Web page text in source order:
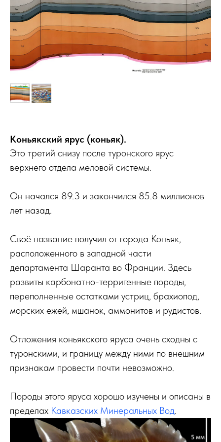
Коньякский ярус (коньяк).
Это третий снизу после туронского ярус
верхнего отдела меловой системы.
Он начался 89.3 и закончился 85.8 миллионов
лет назад.
Своё название получил от города Коньяк,
расположенного в западной части
департамента Шаранта во Франции. Здесь
развиты карбонатно-терригенные породы,
переполненные остатками устриц, брахиопод,
морских ежей, мшанок, аммонитов и рудистов.
Отложения коньякского яруса очень сходны с
туронскими, и границу между ними по внешним
признакам провести почти невозможно.
Породы этого яруса хорошо изучены и описаны в
пределах Кавказских Минеральных Вод.